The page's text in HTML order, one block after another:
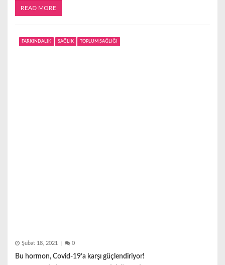
READ MORE
FARKINDALIK SAĞLIK TOPLUM SAĞLIĞI
Şubat 18, 2021 0
Bu hormon, Covid-19’a karşı güçlendiriyor!